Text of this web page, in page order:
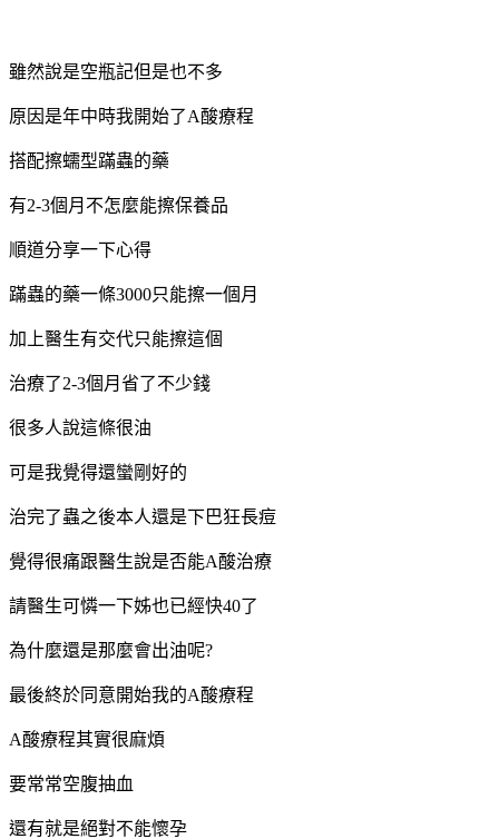
雖然說是空瓶記但是也不多
原因是年中時我開始了A酸療程
搭配擦蠕型蹣蟲的藥
有2-3個月不怎麼能擦保養品
順道分享一下心得
蹣蟲的藥一條3000只能擦一個月
加上醫生有交代只能擦這個
治療了2-3個月省了不少錢
很多人說這條很油
可是我覺得還蠻剛好的
治完了蟲之後本人還是下巴狂長痘
覺得很痛跟醫生說是否能A酸治療
請醫生可憐一下姊也已經快40了
為什麼還是那麼會出油呢?
最後終於同意開始我的A酸療程
A酸療程其實很麻煩
要常常空腹抽血
還有就是絕對不能懷孕